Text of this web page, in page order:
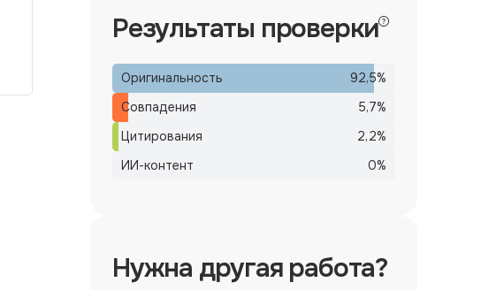
Результаты проверки
Оригинальность 92,5%
Совпадения
5,7%
Цитирования
2,2%
ИИ-контент
0%
Нужна другая работа?